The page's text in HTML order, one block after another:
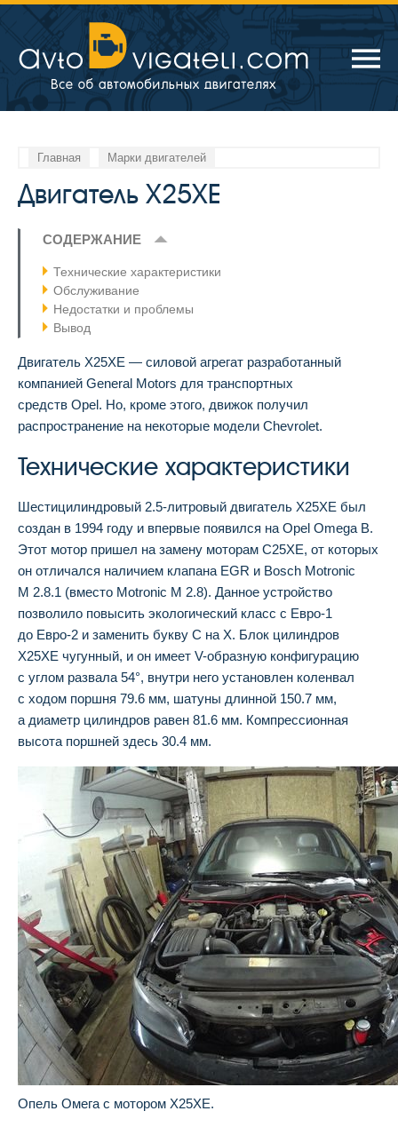
Главная Марки двигателей
Двигатель X25XE
СОДЕРЖАНИЕ
Технические характеристики
Обслуживание
Недостатки и проблемы
Вывод
Двигатель X25XE — силовой агрегат разработанный
компанией General Motors для транспортных
средств Opel. Но, кроме этого, движок получил
распространение на некоторые модели Chevrolet.
Технические характеристики
Шестицилиндровый 2.5-литровый двигатель Х25ХЕ был
создан в 1994 году и впервые появился на Opel Omega B.
Этот мотор пришел на замену моторам C25XE, от которых
он отличался наличием клапана EGR и Bosch Motronic
M 2.8.1 (вместо Motronic M 2.8). Данное устройство
позволило повысить экологический класс с Евро-1
до Евро-2 и заменить букву С на Х. Блок цилиндров
X25XE чугунный, и он имеет V-образную конфигурацию
с углом развала 54°, внутри него установлен коленвал
с ходом поршня 79.6 мм, шатуны длинной 150.7 мм,
а диаметр цилиндров равен 81.6 мм. Компрессионная
высота поршней здесь 30.4 мм.
Опель Омега с мотором X25XE.